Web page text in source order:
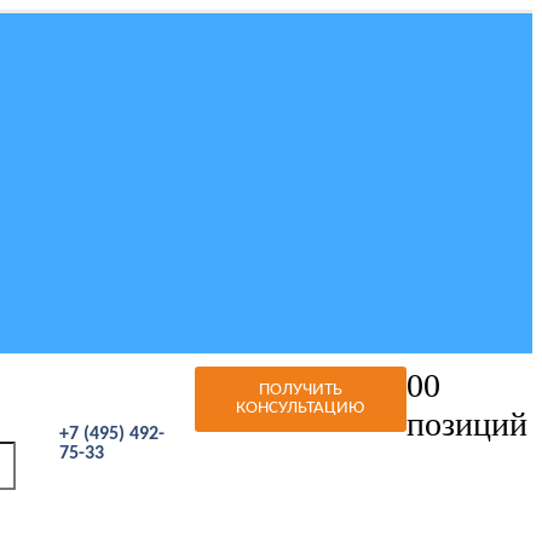
+7 (495) 492-
75-33
ПОЛУЧИТЬ
КОНСУЛЬТАЦИЮ
00
позиций